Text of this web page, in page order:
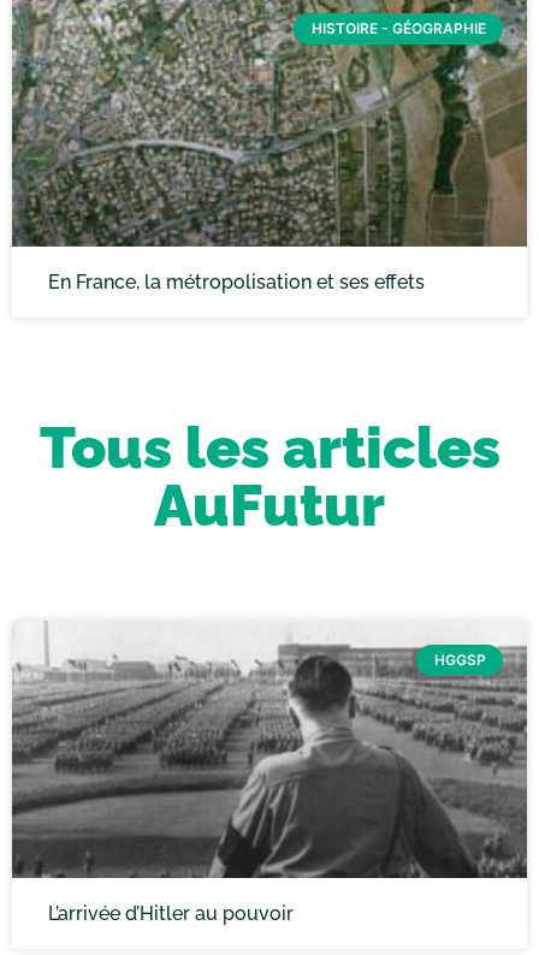
HISTOIRE - GÉOGRAPHIE
En France, la métropolisation et ses effets
Tous les articles
AuFutur
HGGSP
L’arrivée d’Hitler au pouvoir